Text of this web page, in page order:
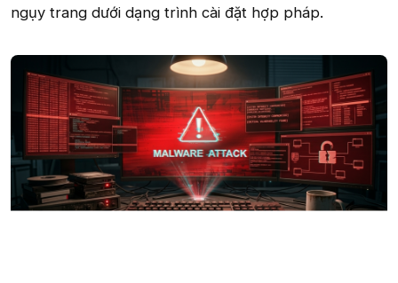
ngụy trang dưới dạng trình cài đặt hợp pháp.